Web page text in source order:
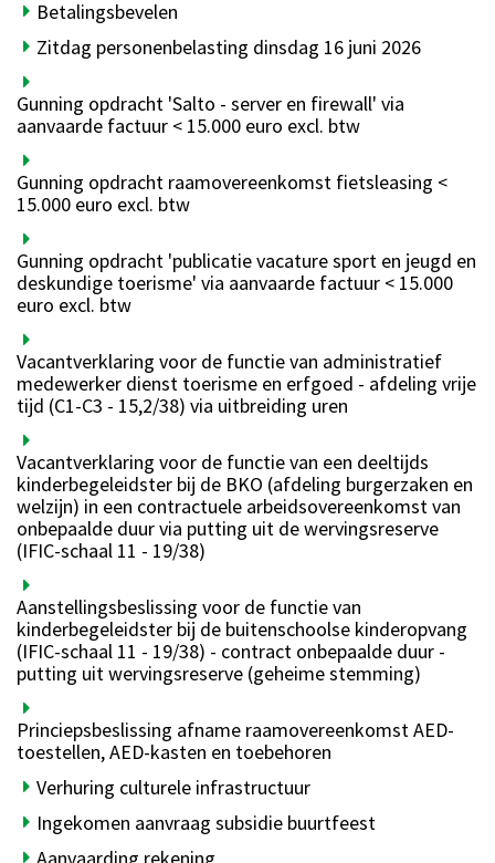
Betalingsbevelen
Zitdag personenbelasting dinsdag 16 juni 2026
Gunning opdracht 'Salto - server en firewall' via
aanvaarde factuur < 15.000 euro excl. btw
Gunning opdracht raamovereenkomst fietsleasing <
15.000 euro excl. btw
Gunning opdracht 'publicatie vacature sport en jeugd en
deskundige toerisme' via aanvaarde factuur < 15.000
euro excl. btw
Vacantverklaring voor de functie van administratief
medewerker dienst toerisme en erfgoed - afdeling vrije
tijd (C1-C3 - 15,2/38) via uitbreiding uren
Vacantverklaring voor de functie van een deeltijds
kinderbegeleidster bij de BKO (afdeling burgerzaken en
welzijn) in een contractuele arbeidsovereenkomst van
onbepaalde duur via putting uit de wervingsreserve
(IFIC-schaal 11 - 19/38)
Aanstellingsbeslissing voor de functie van
kinderbegeleidster bij de buitenschoolse kinderopvang
(IFIC-schaal 11 - 19/38) - contract onbepaalde duur -
putting uit wervingsreserve (geheime stemming)
Princiepsbeslissing afname raamovereenkomst AED-
toestellen, AED-kasten en toebehoren
Verhuring culturele infrastructuur
Ingekomen aanvraag subsidie buurtfeest